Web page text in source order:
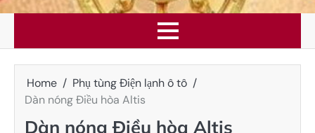
Home
Phụ tùng Điện lạnh ô tô
Dàn nóng Điều hòa Altis
Dàn nóng Điều hòa Altis